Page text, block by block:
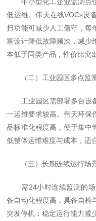
低运维。伟天在线VOCs设
扫功能可减少人工值守，每
塞设计降低故障频次，减少
本低于同类产品，性价比突
（二）工业园区多点监
工业园区需部署多台设备
一运维要求较高。伟天环保
品标准化程度高，便于集中
低整体运维难度与成本，适
（三）长期连续运行场
需24小时连续监测的场
备自动化程度高，具备自检
突发停机；稳定运行能力减